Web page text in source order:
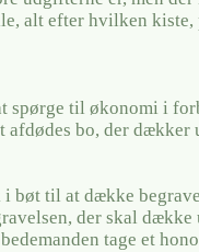
alt efter hvilken kiste,
spørge til økonomi i
afdødes bo, der
bøt til at dække
der skal
tage et